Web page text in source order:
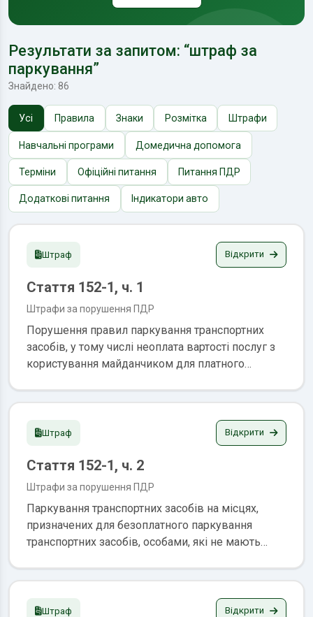
Результати за запитом: “штраф за
паркування”
Знайдено: 86
Усі Правила Знаки Розмітка Штрафи
Навчальні програми Домедична допомога
Терміни Офіційні питання Питання ПДР
Додаткові питання Індикатори авто
Штраф Відкрити
Стаття 152-1, ч. 1
Штрафи за порушення ПДР
Порушення правил паркування транспортних
засобів, у тому числі неоплата вартості послуг з
користування майданчиком для платного
користування тим майданчиком для платного
паркування транспортних засобів, на якому
знаходиться транспортний засіб у момент
порушення
Штраф Відкрити
Стаття 152-1, ч. 2
Штрафи за порушення ПДР
Паркування транспортних засобів на місцях,
призначених для безоплатного паркування
транспортних засобів, особами, які не мають
транспортних засобів, накладення штрафу в
Штраф Відкрити